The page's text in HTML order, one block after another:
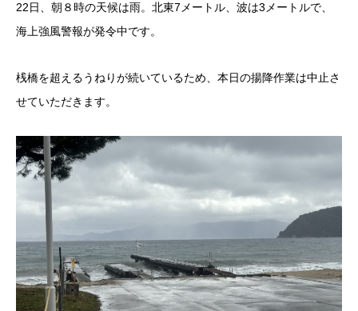
22日、朝８時の天候は雨。北東7メートル、波は3メートルで、
海上強風警報が発令中です。
桟橋を超えるうねりが続いているため、本日の揚降作業は中止さ
せていただきます。